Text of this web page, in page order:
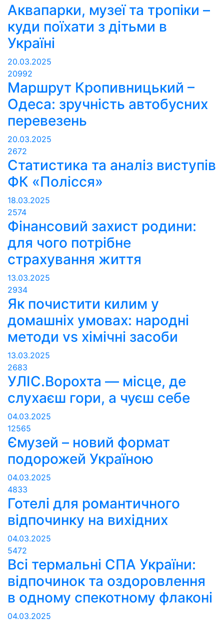
Аквапарки, музеї та тропіки –
куди поїхати з дітьми в
Україні
20.03.2025
20992
Маршрут Кропивницький –
Одеса: зручність автобусних
перевезень
20.03.2025
2672
Статистика та аналіз виступів
ФК «Полісся»
18.03.2025
2574
Фінансовий захист родини:
для чого потрібне
страхування життя
13.03.2025
2934
Як почистити килим у
домашніх умовах: народні
методи vs хімічні засоби
13.03.2025
2683
УЛІС.Ворохта — місце, де
слухаєш гори, а чуєш себе
04.03.2025
12565
Ємузей – новий формат
подорожей Україною
04.03.2025
4833
Готелі для романтичного
відпочинку на вихідних
04.03.2025
5472
Всі термальні СПА України:
відпочинок та оздоровлення
в одному спекотному флаконі
04.03.2025